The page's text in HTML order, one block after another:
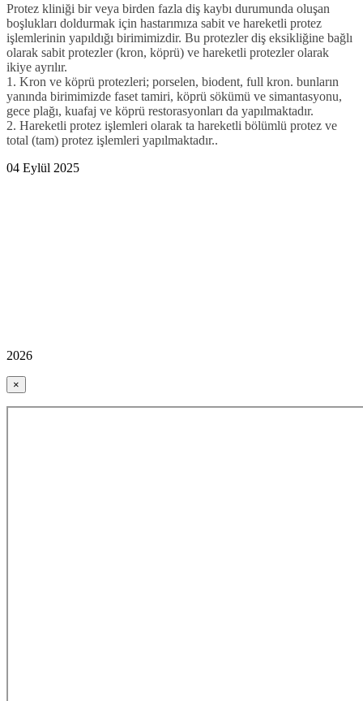
Protez kliniği bir veya birden fazla diş kaybı durumunda oluşan
boşlukları doldurmak için hastarımıza sabit ve hareketli protez
işlemlerinin yapıldığı birimimizdir. Bu protezler diş eksikliğine bağlı
olarak sabit protezler (kron, köprü) ve hareketli protezler olarak
ikiye ayrılır.
1. Kron ve köprü protezleri; porselen, biodent, full kron. bunların
yanında birimimizde faset tamiri, köprü sökümü ve simantasyonu,
gece plağı, kuafaj ve köprü restorasyonları da yapılmaktadır.
2. Hareketli protez işlemleri olarak ta hareketli bölümlü protez ve
total (tam) protez işlemleri yapılmaktadır..
04 Eylül 2025
2026
×